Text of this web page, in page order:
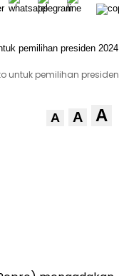
untuk pemilihan presiden
A A A